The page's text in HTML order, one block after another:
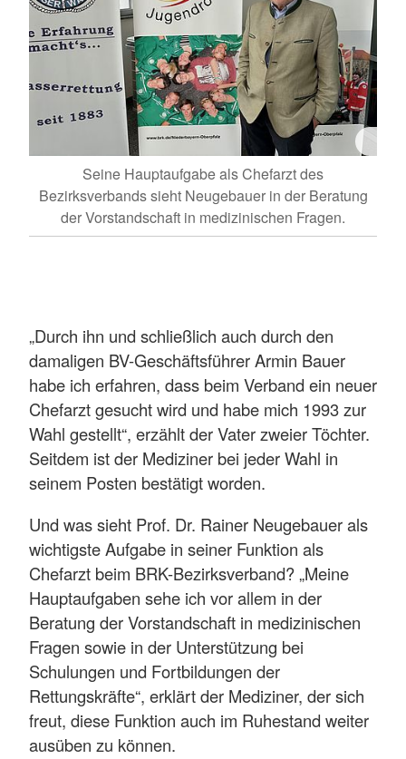
Seine Hauptaufgabe als Chefarzt des
Bezirksverbands sieht Neugebauer in der Beratung
der Vorstandschaft in medizinischen Fragen.
„Durch ihn und schließlich auch durch den
damaligen BV-Geschäftsführer Armin Bauer
habe ich erfahren, dass beim Verband ein neuer
Chefarzt gesucht wird und habe mich 1993 zur
Wahl gestellt“, erzählt der Vater zweier Töchter.
Seitdem ist der Mediziner bei jeder Wahl in
seinem Posten bestätigt worden.
Und was sieht Prof. Dr. Rainer Neugebauer als
wichtigste Aufgabe in seiner Funktion als
Chefarzt beim BRK-Bezirksverband? „Meine
Hauptaufgaben sehe ich vor allem in der
Beratung der Vorstandschaft in medizinischen
Fragen sowie in der Unterstützung bei
Schulungen und Fortbildungen der
Rettungskräfte“, erklärt der Mediziner, der sich
freut, diese Funktion auch im Ruhestand weiter
ausüben zu können.